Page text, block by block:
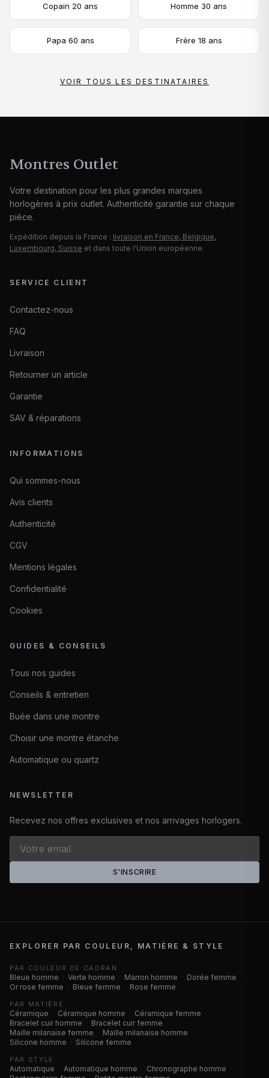
Copain 20 ans Homme 30 ans
Papa 60 ans Frère 18 ans
VOIR TOUS LES DESTINATAIRES
Montres Outlet
Votre destination pour les plus grandes marques
horlogères à prix outlet. Authenticité garantie sur chaque
pièce.
Expédition depuis la France : livraison en France, Belgique,
Luxembourg, Suisse et dans toute l'Union européenne.
SERVICE CLIENT
Contactez-nous
FAQ
Livraison
Retourner un article
Garantie
SAV & réparations
INFORMATIONS
Qui sommes-nous
Avis clients
Authenticité
CGV
Mentions légales
Confidentialité
Cookies
GUIDES & CONSEILS
Tous nos guides
Conseils & entretien
Buée dans une montre
Choisir une montre étanche
Automatique ou quartz
NEWSLETTER
Recevez nos offres exclusives et nos arrivages horlogers.
S'INSCRIRE
EXPLORER PAR COULEUR, MATIÈRE & STYLE
PAR COULEUR DE CADRAN
Bleue homme · Verte homme · Marron homme · Dorée femme ·
Or rose femme · Bleue femme · Rose femme
PAR MATIÈRE
Céramique · Céramique homme · Céramique femme ·
Bracelet cuir homme · Bracelet cuir femme ·
Maille milanaise femme · Maille milanaise homme ·
Silicone homme · Silicone femme
PAR STYLE
Automatique · Automatique homme · Chronographe homme ·